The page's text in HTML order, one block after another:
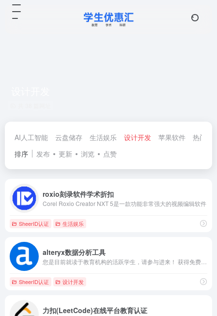
AI人工智能 云盘储存 生活娱乐 设计开发 苹果软件
热门优
排序
发布 更新 浏览 点赞
roxio刻录软件学术折扣
Corel Roxio Creator NXT 5是一款功能非常强大的视频编辑软件
SheerID认证 生活娱乐
alteryx数据分析工具
SheerID认证 设计开发
‌力扣(LeetCode)在线平台教育认证